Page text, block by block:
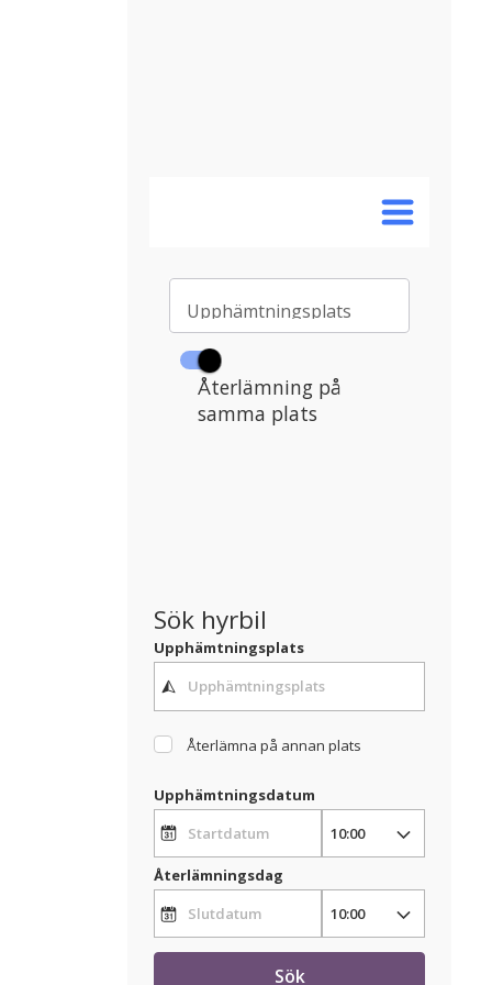
Sök hyrbil
Upphämtningsplats
Återlämna på annan plats
Upphämtningsdatum
Återlämningsdag
Sök